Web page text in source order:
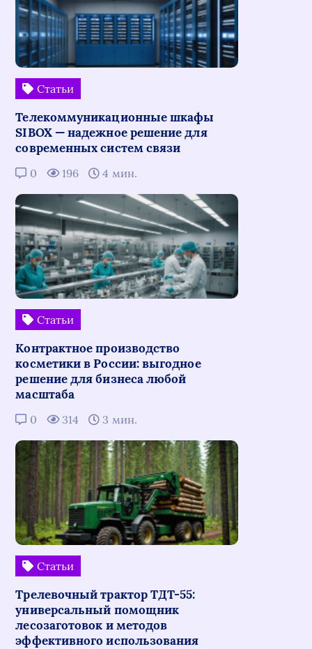
Статьи
Телекоммуникационные шкафы
SIBOX — надежное решение для
современных систем связи
0 196 4 мин.
Статьи
Контрактное производство
косметики в России: выгодное
решение для бизнеса любой
масштаба
0 314 3 мин.
Статьи
Трелевочный трактор ТДТ-55:
универсальный помощник
лесозаготовок и методов
эффективного использования